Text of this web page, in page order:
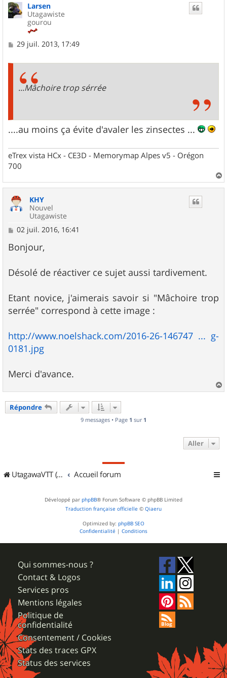
Larsen
Utagawiste
gourou
M
29 juil. 2013, 17:49
...Mâchoire trop sérrée
....au moins ça évite d'avaler les zinsectes ...
eTrex vista HCx - CE3D - Memorymap Alpes v5 - Orégon
700
a
KHY
Nouvel
Utagawiste
M
s
s
g
e
02 juil. 2016, 16:41
Bonjour,
Désolé de réactiver ce sujet aussi tardivement.
Etant novice, j'aimerais savoir si "Mâchoire trop
serrée" correspond à cette image :
http://www.noelshack.com/2016-26-146747 ... g-
0181.jpg
Merci d'avance.
a
Répondre
9 messages • Page 1 sur 1
Aller
UtagawaVTT (Randos VTT et VTTAE avec traces GPS) Accueil forum
Développé par phpBB® Forum Software © phpBB Limited
Traduction française officielle © Qiaeru
Optimized by: phpBB SEO
Confidentialité | Conditions
Qui sommes-nous ?
Contact & Logos
Services pros
Mentions légales
Politique de
confidentialité
Consentement / Cookies
Stats des traces GPX
Status des services